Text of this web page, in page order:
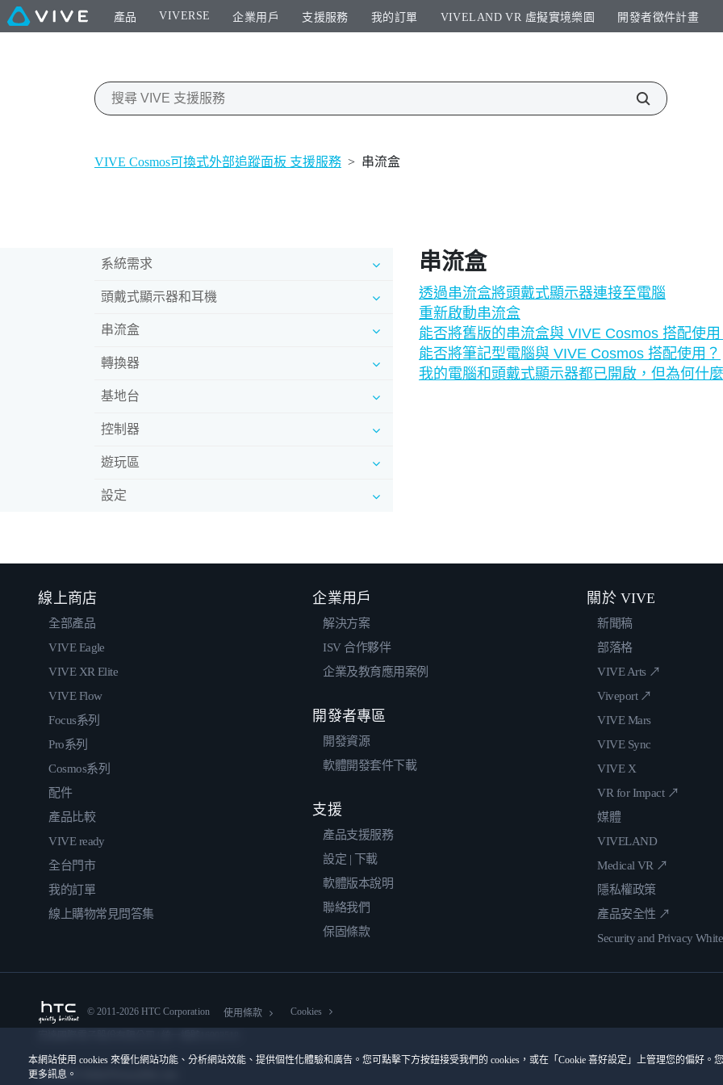
產品 VIVERSE 企業用戶 支援服務 我的訂單 VIVELAND VR 虛擬實境樂園​ 開發者徵件計畫​
VIVE Cosmos可換式外部追蹤面板 支援服務 > 串流盒
系統需求
頭戴式顯示器和耳機
串流盒
轉換器
基地台
控制器
遊玩區
設定
串流盒
透過串流盒將頭戴式顯示器連接至電腦
重新啟動串流盒
能否將舊版的串流盒與 VIVE Cosmos 搭配使用
能否將筆記型電腦與 VIVE Cosmos 搭配使用？
我的電腦和頭戴式顯示器都已開啟，但為何什
本網站使用 cookies 來優化網站功能、分析網站效能、提供個性化體驗和廣告。您可點擊下方按鈕接受我們的 cookies，或在「Cookie 喜好設定」上管理您的偏好。
更多訊息。
線上商店
全部產品
VIVE Eagle
VIVE XR Elite
VIVE Flow
Focus系列
Pro系列
Cosmos系列
配件
產品比較
VIVE ready
全台門市
我的訂單
線上購物常見問答集
企業用戶
解決方案
ISV 合作夥伴
企業及教育應用案例
開發者專區
開發資源
軟體開發套件下載
支援
產品支援服務
設定 | 下載
軟體版本說明
聯絡我們
保固條款
關於 VIVE
新聞稿
部落格
VIVE Arts ↗
Viveport ↗
VIVE Mars
VIVE Sync
VIVE X
VR for Impact ↗
媒體
VIVELAND
Medical VR ↗
隱私權政策
產品安全性 ↗
Security and Privacy
© 2011-2026 HTC Corporation 使用條款 Cookies
隱私聯絡: